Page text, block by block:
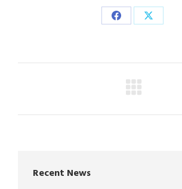
Share
Facebook
Share
X
Recent News